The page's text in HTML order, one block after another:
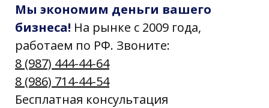
Мы экономим деньги вашего
бизнеса! На рынке с 2009 года,
работаем по РФ. Звоните:
8 (987) 444-44-64
8 (986) 714-44-54
Бесплатная консультация